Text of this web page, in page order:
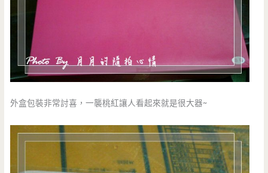
外盒包裝非常討喜，一襲桃紅讓人看起來就是很大器~